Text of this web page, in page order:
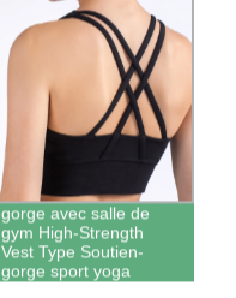
Women\'s Sports
Cross-Shaker Soutien-
gorge avec salle de
gym High-Strength
Vest Type Soutien-
gorge sport yoga